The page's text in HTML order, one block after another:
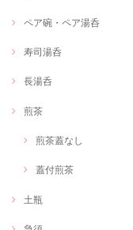
ペア碗・ペア湯呑
寿司湯呑
長湯呑
煎茶
煎茶蓋なし
蓋付煎茶
土瓶